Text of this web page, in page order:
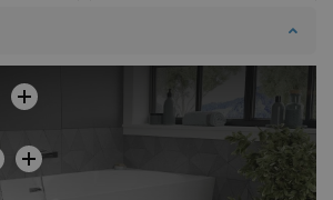
Obľúbené Obľúbené
Porovnaj